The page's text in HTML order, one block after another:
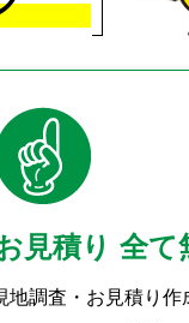
見積り 全て
地調査・お見積り作